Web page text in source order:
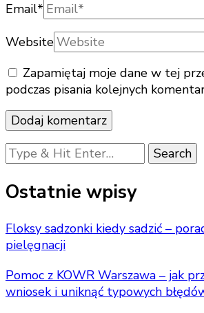
Email*
Website
Zapamiętaj moje dane w tej
podczas pisania kolejnych
Looking
for
Something?
Ostatnie wpisy
Floksy sadzonki kiedy sadzić –
pielęgnacji
Pomoc z KOWR Warszawa – jak
wniosek i uniknąć typowych